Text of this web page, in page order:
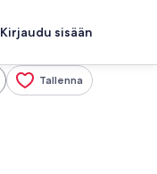
Kirjaudu sisään
Tallenna